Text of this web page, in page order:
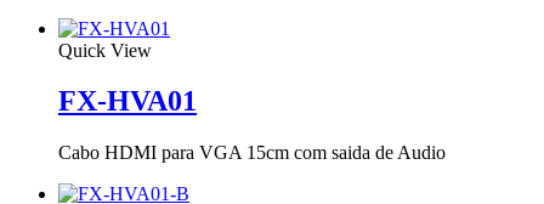
Quick View
FX-HVA01
Cabo HDMI para VGA 15cm com saida de Audio